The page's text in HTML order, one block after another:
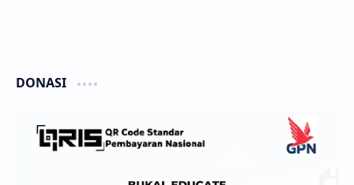
DONASI